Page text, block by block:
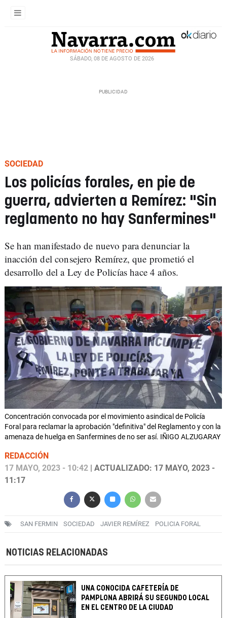
SÁBADO, 08 DE AGOSTO DE 2026
SOCIEDAD
Los policías forales, en pie de
guerra, advierten a Remírez: "Sin
reglamento no hay Sanfermines"
Se han manifestado de nuevo para denunciar la
inacción del consejero Remírez, que prometió el
desarrollo del a Ley de Policías hace 4 años.
Concentración convocada por el movimiento asindical de Policía
Foral para reclamar la aprobación "definitiva" del Reglamento y con la
amenaza de huelga en Sanfermines de no ser así. IÑIGO ALZUGARAY
REDACCIÓN
17 MAYO, 2023 - 10:42 | ACTUALIZADO: 17 MAYO, 2023 -
11:17
SAN FERMIN SOCIEDAD JAVIER REMÍREZ POLICIA FORAL
NOTICIAS RELACIONADAS
UNA CONOCIDA CAFETERÍA DE
PAMPLONA ABRIRÁ SU SEGUNDO LOCAL
EN EL CENTRO DE LA CIUDAD